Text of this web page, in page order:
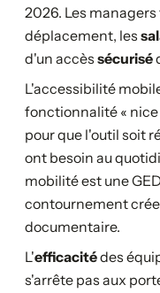
2026. Les
déplacement, les
d'un accès sécurisé
L'accessibilité
fonctionnalité « nice
pour que l'outil soit
ont besoin au
mobilité est une
contournement
documentaire.
L'efficacitédes
s'arrête pas aux